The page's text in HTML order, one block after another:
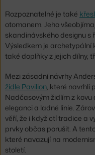
Rozpoznatelné je také
otomanem. Jeho
skandinávského designu
Výsledkem je archetypální
také doplňky z jejich dílny,
Mezi zásadní návrhy
židle Pavilion , které navrhli
Nadčasovým židlím z kovu
eleganci a ladné linie.
věří, že i když ctí tradice a
prvky občas porušit. A
které navazují na
století.